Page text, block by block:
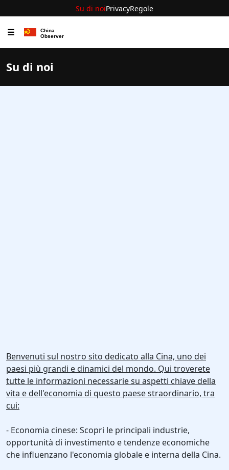
Su di noiPrivacyRegole
☰
Su di noi
Benvenuti sul nostro sito dedicato alla Cina, uno dei
paesi più grandi e dinamici del mondo. Qui troverete
tutte le informazioni necessarie su aspetti chiave della
vita e dell'economia di questo paese straordinario, tra
cui:
- Economia cinese: Scopri le principali industrie,
opportunità di investimento e tendenze economiche
che influenzano l'economia globale e interna della Cina.